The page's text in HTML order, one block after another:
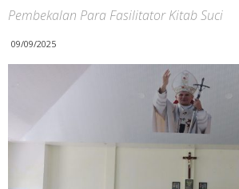
Pembekalan Para Fasilitator Kitab Suci
09/09/2025